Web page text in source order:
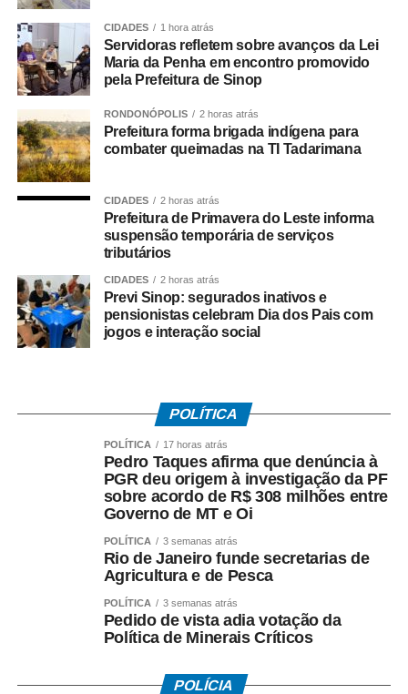
Na coletiva, Pedro Taques afirmou que o Estado possuía
decisões judiciais favoráveis e que, por isso, não haveria
fundamento jurídico para a celebração do acordo da
forma como ocorreu. Segundo ele, a legislação estadual
que criou a Câmara de Resolução Consensual de
Conflitos, a *Consenso-MT*, não autorizaria esse tipo de
negociação envolvendo créditos tributários.
O ex-governador também disse que sua equipe
identificou movimentações financeiras consideradas
suspeitas envolvendo fundos de investimento ligados aos
em uma representação encaminhada à PGR, que
posteriormente resultou na abertura das investigações
pela Polícia Federal.
firmado pelo Governo do Estado e afirmou que:
– *A investigação da PF teve origem* na representação
criminal apresentada por seu escritório;
– *O acordo com a Oi foi ilegal*, em sua avaliação;
– *Houve falhas nos critérios* utilizados para definir os
– *O fluxo dos recursos públicos precisa ser esclarecido*
pelas autoridades responsáveis.
O ex-governador destacou ainda que as medidas
cautelares da Operação Heritage foram autorizadas pelo
Procuradoria-Geral da República.
CIDADES 1 hora atrás
Servidoras refletem sobre avanços da Lei
Maria da Penha em encontro promovido
pela Prefeitura de Sinop
RONDONÓPOLIS 2 horas atrás
Prefeitura forma brigada indígena para
combater queimadas na TI Tadarimana
CIDADES 2 horas atrás
Prefeitura de Primavera do Leste informa
suspensão temporária de serviços
tributários
CIDADES 2 horas atrás
Previ Sinop: segurados inativos e
pensionistas celebram Dia dos Pais com
jogos e interação social
POLÍTICA
POLÍTICA 17 horas atrás
Pedro Taques afirma que denúncia à
PGR deu origem à investigação da PF
sobre acordo de R$ 308 milhões entre
Governo de MT e Oi
POLÍTICA 3 semanas atrás
Rio de Janeiro funde secretarias de
Agricultura e de Pesca
POLÍTICA 3 semanas atrás
Pedido de vista adia votação da
Política de Minerais Críticos
POLÍCIA